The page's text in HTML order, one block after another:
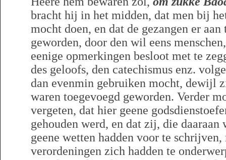
bracht hij in het midden, dat men bij
mocht doen, en dat de gezangen er
geworden, door den wil eens
eenige opmerkingen besloot met te
des geloofs, den catechismus enz.
dan evenmin gebruiken mocht, dewijl
waren toegevoegd geworden. Verder
vergeten, dat hier geene
gehouden werd, en dat zij, die daaraan
geene wetten hadden voor te schrijven,
verordeningen zich hadden te